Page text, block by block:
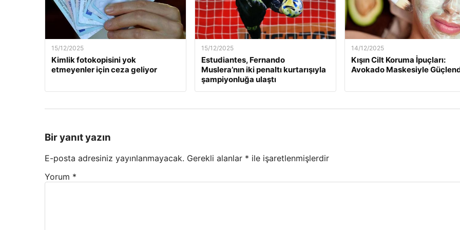
15/12/2025
Kimlik fotokopisini yok
etmeyenler için ceza geliyor
15/12/2025
Estudiantes, Fernando
Muslera’nın iki penaltı kurtarışıyla
şampiyonluğa ulaştı
14/12/2025
Kışın Cilt Koruma İpuçları:
Avokado Maskesiyle
Bir yanıt yazın
E-posta adresiniz yayınlanmayacak. Gerekli alanlar * ile işaretlenmişlerdir
Yorum *